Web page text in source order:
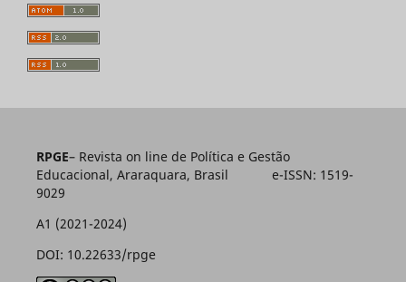
RPGE– Revista on line de Política e Gestão
Educacional, Araraquara, Brasil e-ISSN: 1519-
9029
A1 (2021-2024)
DOI: 10.22633/rpge